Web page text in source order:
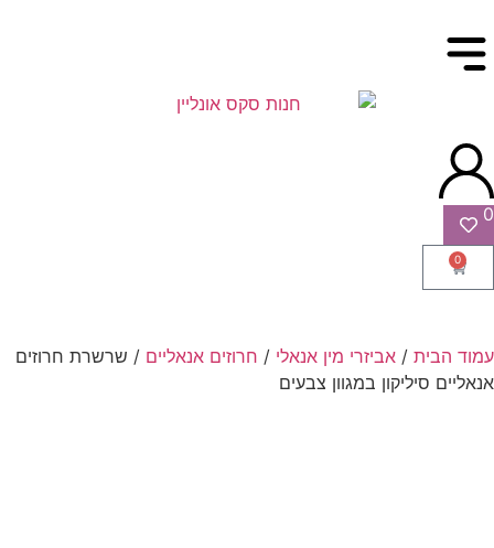
0
0
עמוד הבית / אביזרי מין אנאלי / חרוזים אנאליים / שרשרת חרוזים
אנאליים סיליקון במגוון צבעים